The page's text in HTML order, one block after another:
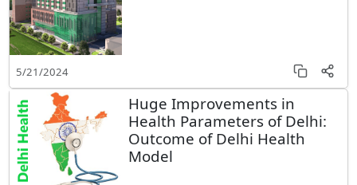
5/21/2024
Huge Improvements in
Health Parameters of Delhi:
Outcome of Delhi Health
Model